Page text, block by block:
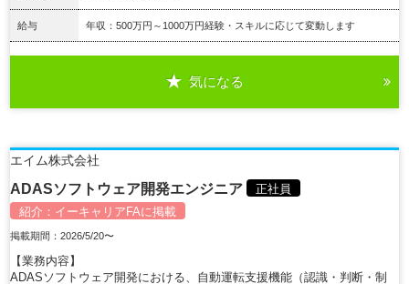
給与 年収：500万円～1000万円経験・スキルに応じて変動します
気になる
エイム株式会社
ADASソフトウェア開発エンジニア
正社員
紹介： イーキャリアFAに掲載
掲載期間：2026/5/20〜
【業務内容】
ADASソフトウェア開発における、自動運転支援機能（認識・判断・制